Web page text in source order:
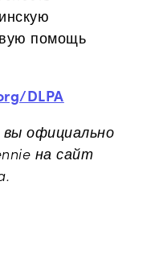
помощь
DLPA
официально
на сайт